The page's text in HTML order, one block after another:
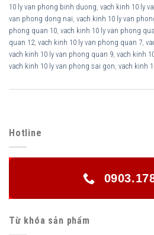
10 ly van phong binh duong vach kinh 10 ly
van phong dong nai vach kinh 10 ly van
phong quan 10 vach kinh 10 ly van phong
quan 12 vach kinh 10 ly van phong quan 7
vach kinh 10 ly van phong quan 9 vach kinh
vach kinh 10 ly van phong sai gon vach kinh
Hotline
Từ khóa sản phẩm